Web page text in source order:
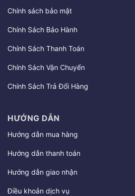
Chính sách bảo mật
Chính Sách Bảo Hành
Chính Sách Thanh Toán
Chính Sách Vận Chuyển
Chính Sách Trả Đổi Hàng
HƯỚNG DẪN
Hướng dẫn mua hàng
Hướng dẫn thanh toán
Hướng dẫn giao nhận
Điều khoản dịch vụ